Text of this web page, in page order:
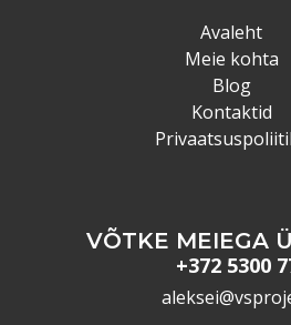
Avaleht
Meie kohta
Blog
Kontaktid
VÕTKE MEIEGA
+372 5300